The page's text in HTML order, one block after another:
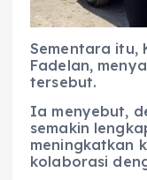
Sementara itu,
Fadelan,
tersebut.
Ia menyebut,
semakin
meningkatkan
kolaborasi